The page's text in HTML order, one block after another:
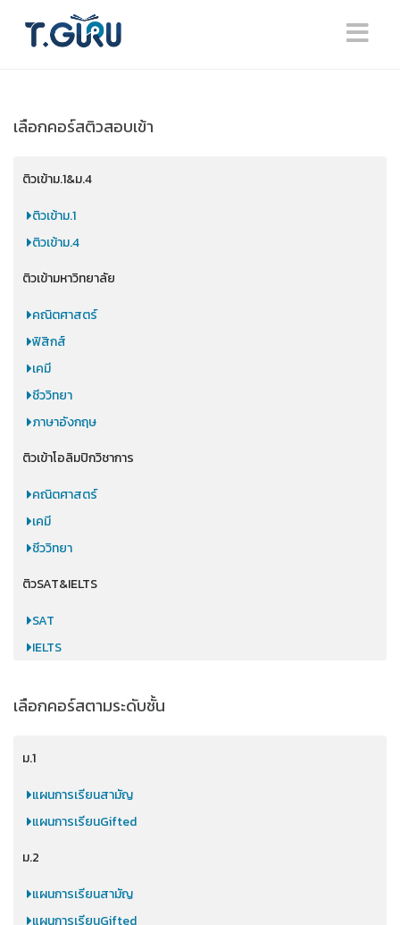
เลือกคอร์สติวสอบเข้า
ติวเข้าม.1&ม.4
ติวเข้าม.1
ติวเข้าม.4
ติวเข้ามหาวิทยาลัย
คณิตศาสตร์
ฟิสิกส์
เคมี
ชีววิทยา
ภาษาอังกฤษ
ติวเข้าโอลิมปิกวิชาการ
คณิตศาสตร์
เคมี
ชีววิทยา
ติวSAT&IELTS
SAT
IELTS
เลือกคอร์สตามระดับชั้น
ม.1
แผนการเรียนสามัญ
แผนการเรียนGifted
ม.2
แผนการเรียนสามัญ
แผนการเรียนGifted